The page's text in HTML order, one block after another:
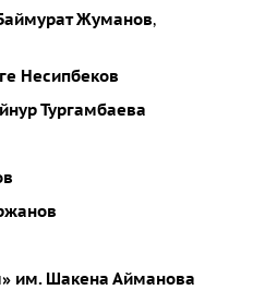
Жуманов,
Несипбеков
Тургамбаева
им. Шакена Айманова